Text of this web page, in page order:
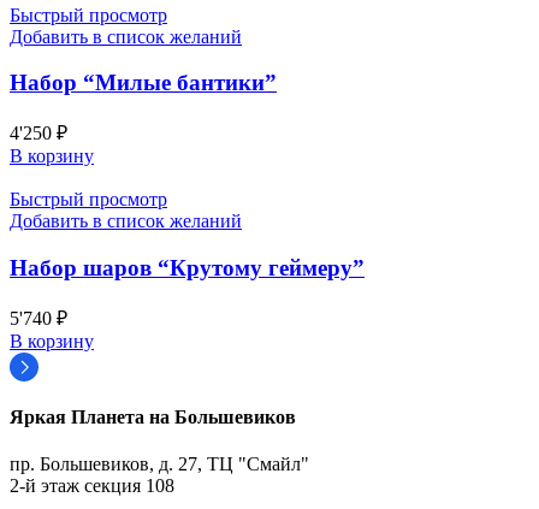
Быстрый просмотр
Добавить в список желаний
Набор “Милые бантики”
4'250 ₽
В корзину
Быстрый просмотр
Добавить в список желаний
Набор шаров “Крутому геймеру”
5'740 ₽
В корзину
Яркая Планета на Большевиков
пр. Большевиков, д. 27, ТЦ "Смайл"
2-й этаж секция 108